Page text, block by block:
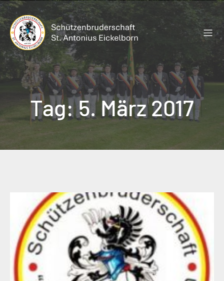
Zum
Inhalt
springen
Tag:5. März 2017